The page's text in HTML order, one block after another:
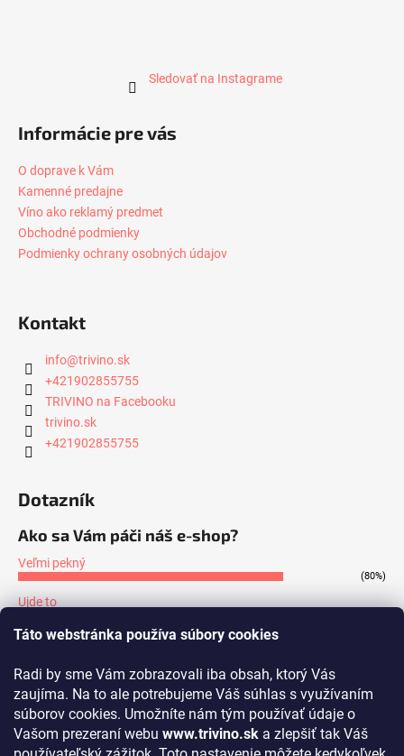
Táto webstránka používa súbory cookies
Radi by sme Vám zobrazovali iba obsah, ktorý Vás
zaujíma. Na to ale potrebujeme Váš súhlas s využívaním
súborov cookies. Umožníte nám tým používať údaje o
Vašom prezeraní webu www.trivino.sk a zlepšiť tak Váš
Sledovať na Instagrame
Informácie pre vás
O doprave k Vám
Kamenné predajne
Víno ako reklamý predmet
Obchodné podmienky
Podmienky ochrany osobných údajov
Kontakt
info@trivino.sk
+421902855755
TRIVINO na Facebooku
trivino.sk
+421902855755
Dotazník
Ako sa Vám páči náš e-shop?
Veľmi pekný
(80%)
Ujde to
Nepáči sa mi
Počet hlasov: 171
Prijímame online platby